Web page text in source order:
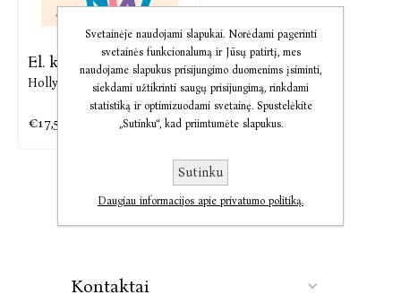
El. knyga Sutuoktiniai
Holly Gramazio
€17,59
Kontaktai
Svetainėje naudojami slapukai. Norėdami pagerinti
svetainės funkcionalumą ir Jūsų patirtį, mes
naudojame slapukus prisijungimo duomenims įsiminti,
siekdami užtikrinti saugų prisijungimą, rinkdami
statistiką ir optimizuodami svetainę. Spustelėkite
„Sutinku“, kad priimtumėte slapukus.
Sutinku
Daugiau informacijos apie privatumo politiką.